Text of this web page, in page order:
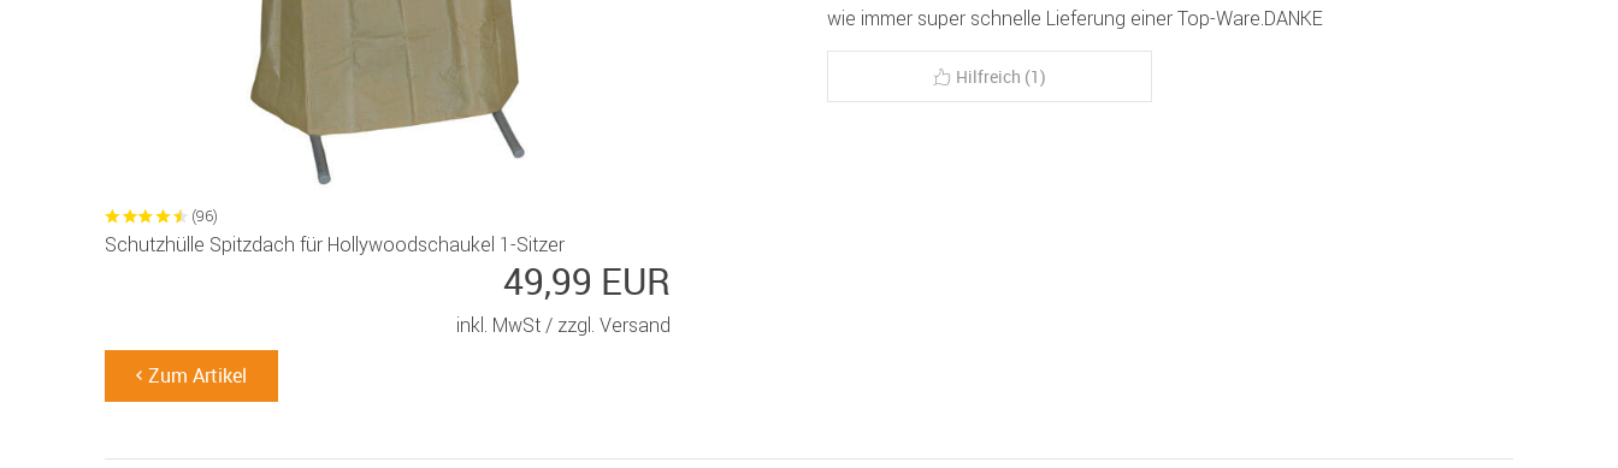
(96)
Schutzhülle Spitzdach für Hollywoodschaukel 1-Sitzer
49,99 EUR
inkl. MwSt / zzgl. Versand
Zum Artikel
wie immer super schnelle Lieferung einer Top-Ware.DANKE
Hilfreich (1)